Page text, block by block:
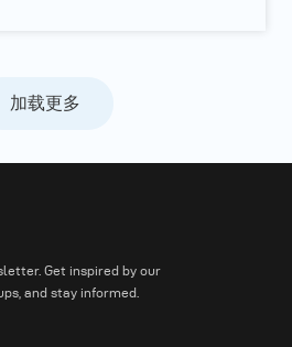
加载更多
Get inspired by our
and stay informed.